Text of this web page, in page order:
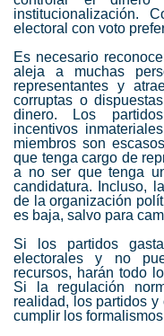
institucionalización.
electoral con voto
Es necesario
aleja a muchas
representantes y
corruptas o
dinero. Los
incentivos
miembros son
que tenga cargo de
a no ser que tenga
candidatura. Incluso,
de la organización
es baja, salvo para
Si los partidos
electorales y no
recursos, harán todo
Si la regulación
realidad, los partidos
cumplir los